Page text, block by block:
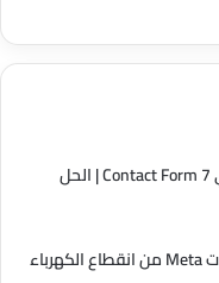
إضافة DayPick لحقول التاريخ والوقت في Contact Form 7 | الحل
عندما تنطفئ الأنوار: كيف تنجو مراكز بيانات Meta من انقطاع الكهرباء